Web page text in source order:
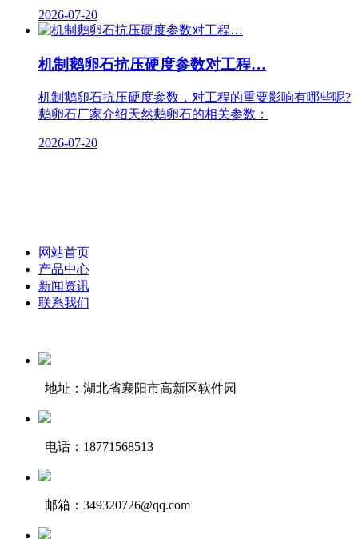
2026-07-20
机制鹅卵石抗压硬度参数对工程…
机制鹅卵石抗压硬度参数，对工程的重要影响有哪些呢?
鹅卵石厂家介绍天然鹅卵石的相关参数：
2026-07-20
网站首页
产品中心
新闻资讯
联系我们
地址：湖北省襄阳市高新区软件园
电话：18771568513
邮箱：349320726@qq.com